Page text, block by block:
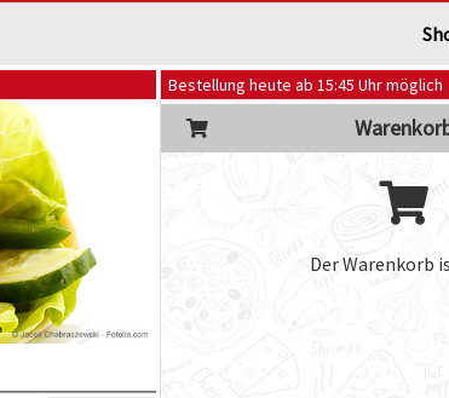
Bestellung heute ab 15:45 Uhr möglich
Der Warenkorb